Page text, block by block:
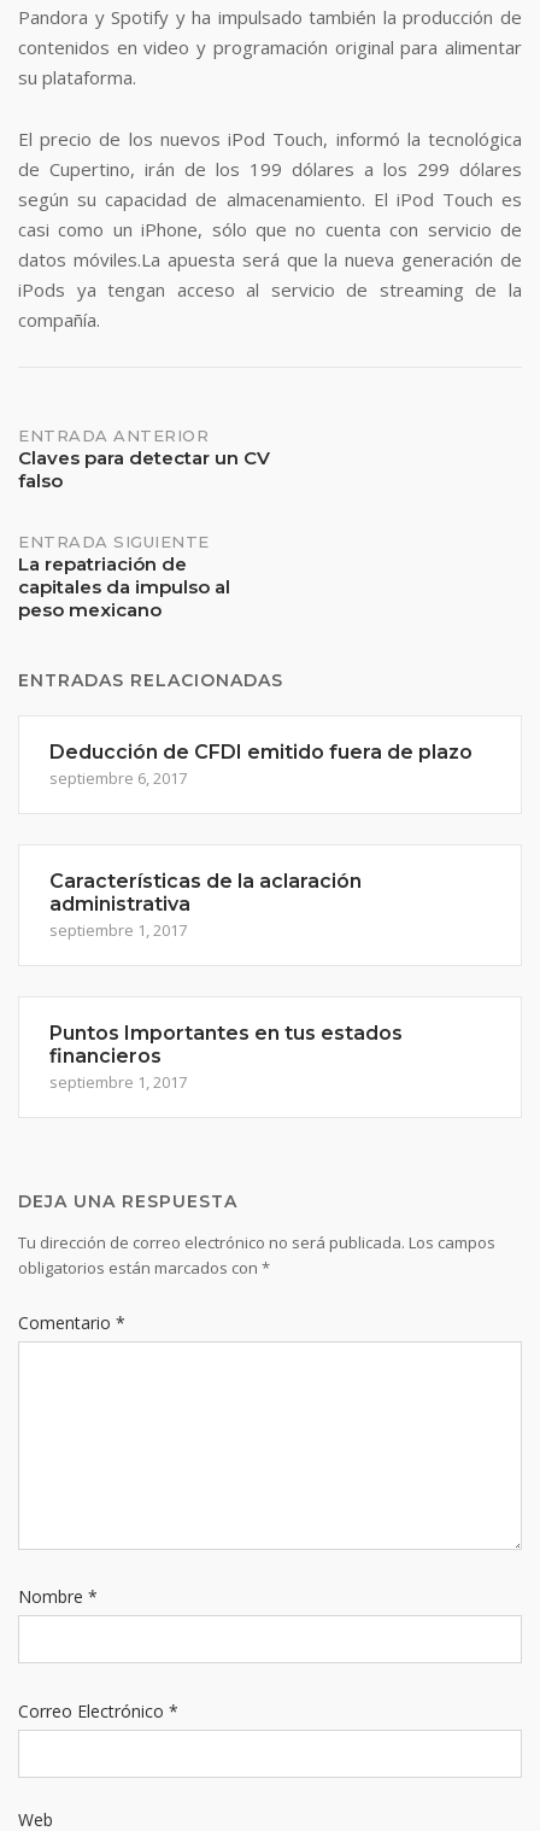
Pandora y Spotify y ha impulsado también la producción de
contenidos en video y programación original para alimentar
su plataforma.
El precio de los nuevos iPod Touch, informó la tecnológica
de Cupertino, irán de los 199 dólares a los 299 dólares
según su capacidad de almacenamiento. El iPod Touch es
casi como un iPhone, sólo que no cuenta con servicio de
datos móviles.La apuesta será que la nueva generación de
iPods ya tengan acceso al servicio de streaming de la
compañía.
Navegación
de
entradas
ENTRADA ANTERIOR
Claves para detectar un CV
falso
ENTRADA SIGUIENTE
La repatriación de
capitales da impulso al
peso mexicano
ENTRADAS RELACIONADAS
Deducción de CFDI emitido fuera de plazo
septiembre 6, 2017
Características de la aclaración
administrativa
septiembre 1, 2017
Puntos Importantes en tus estados
financieros
septiembre 1, 2017
DEJA UNA RESPUESTA
Tu dirección de correo electrónico no será publicada. Los campos
obligatorios están marcados con *
Comentario *
Nombre *
Correo Electrónico *
Web